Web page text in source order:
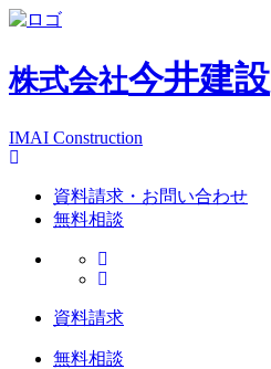
株式会社今井建設
IMAI Construction
資料請求・お問い合わせ
無料相談
資料請求
無料相談